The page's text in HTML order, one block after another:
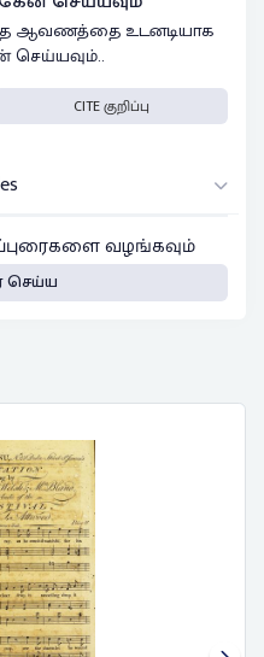
ஆவணத்தை உடனடியாக
CITE குறிப்பு
வழங்கவும்
செய்ய